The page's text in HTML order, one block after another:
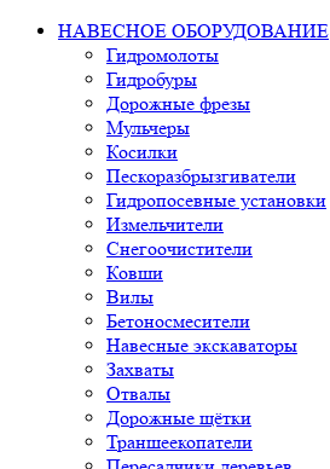
НАВЕСНОЕ ОБОРУДОВАНИЕ
Гидромолоты
Гидробуры
Дорожные фрезы
Мульчеры
Косилки
Пескоразбрызгиватели
Гидропосевные установки
Измельчители
Снегоочистители
Ковши
Вилы
Бетоносмесители
Навесные экскаваторы
Захваты
Отвалы
Дорожные щётки
Траншеекопатели